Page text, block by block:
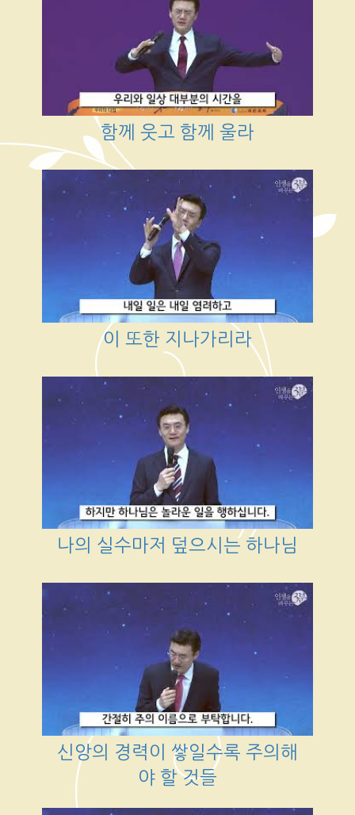
함께 웃고 함께 울라
이 또한 지나가리라
나의 실수마저 덮으시는 하나님
신앙의 경력이 쌓일수록 주의해
야 할 것들